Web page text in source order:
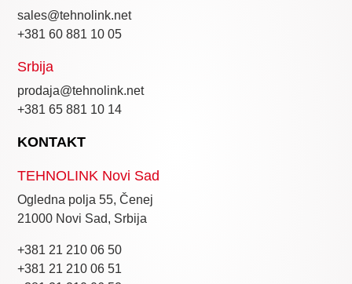
sales@tehnolink.net
+381 60 881 10 05
Srbija
prodaja@tehnolink.net
+381 65 881 10 14
KONTAKT
TEHNOLINK Novi Sad
Ogledna polja 55, Čenej
21000 Novi Sad, Srbija
+381 21 210 06 50
+381 21 210 06 51